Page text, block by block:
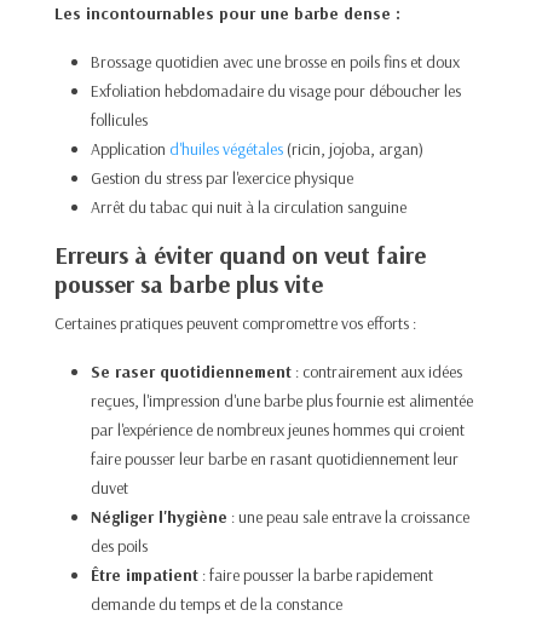
Les incontournables pour une barbe dense :
Brossage quotidien avec une brosse en poils fins et doux
Exfoliation hebdomadaire du visage pour déboucher les
follicules
Application d'huiles végétales (ricin, jojoba, argan)
Gestion du stress par l'exercice physique
Arrêt du tabac qui nuit à la circulation sanguine
Erreurs à éviter quand on veut faire
pousser sa barbe plus vite
Certaines pratiques peuvent compromettre vos efforts :
Se raser quotidiennement : contrairement aux idées
reçues, l'impression d'une barbe plus fournie est alimentée
par l'expérience de nombreux jeunes hommes qui croient
faire pousser leur barbe en rasant quotidiennement leur
duvet
Négliger l'hygiène : une peau sale entrave la croissance
des poils
Être impatient : faire pousser la barbe rapidement
demande du temps et de la constance